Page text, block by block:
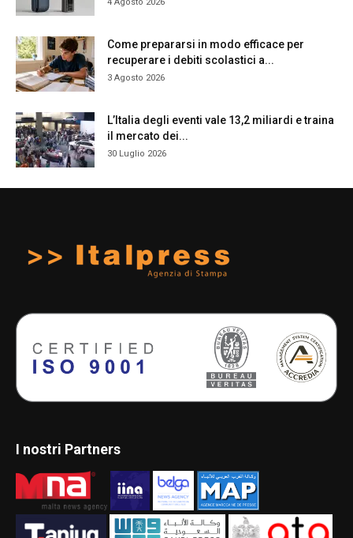
Come prepararsi in modo efficace per
recuperare i debiti scolastici a...
3 Agosto 2026
L’Italia degli eventi vale 13,2 miliardi e traina
il mercato dei...
30 Luglio 2026
I nostri Partners